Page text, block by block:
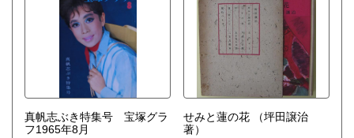
真帆志ぶき特集号 宝塚グラ
フ1965年8月
せみと蓮の花
（坪田譲治
著）